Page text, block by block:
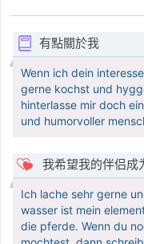
有點關於我
Wenn ich dein
gerne kochst und
hinterlasse mir doch
und humorvoller
我希望我的伴侣成
Ich lache sehr gerne
wasser ist mein
die pferde. Wenn du